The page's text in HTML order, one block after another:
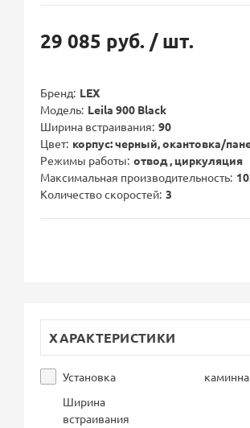
29 085 руб. / шт.
Бренд LEX
Модель Leila 900 Black
Ширина встраивания 90
Цвет корпус: черный, окантовка/
Режимы работы отвод , циркуляция
Максимальная производительность
Количество скоростей 3
ХАРАКТЕРИСТИКИ
Установка
Ширина
встраивания